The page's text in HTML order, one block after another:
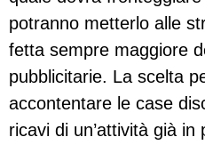
potranno metterlo alle
fetta sempre maggiore
pubblicitarie. La scelta
accontentare le case
ricavi di un’attività già